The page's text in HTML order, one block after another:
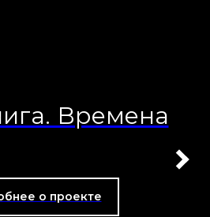
Времена
о проекте